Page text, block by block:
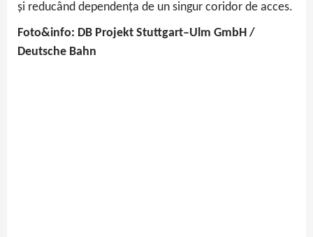
și reducând dependența de un singur coridor de acces.
Foto&info: DB Projekt Stuttgart–Ulm GmbH /
Deutsche Bahn